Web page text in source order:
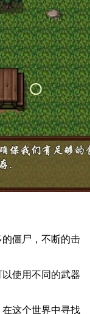
僵尸，不断的击
使用不同的武器
这个世界中寻找